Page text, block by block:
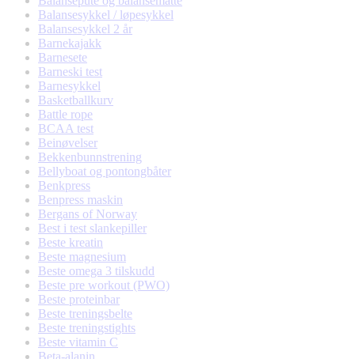
Balansesykkel / løpesykkel
Balansesykkel 2 år
Barnekajakk
Barnesete
Barneski test
Barnesykkel
Basketballkurv
Battle rope
BCAA test
Beinøvelser
Bekkenbunnstrening
Bellyboat og pontongbåter
Benkpress
Benpress maskin
Bergans of Norway
Best i test slankepiller
Beste kreatin
Beste magnesium
Beste omega 3 tilskudd
Beste pre workout (PWO)
Beste proteinbar
Beste treningsbelte
Beste treningstights
Beste vitamin C
Beta-alanin